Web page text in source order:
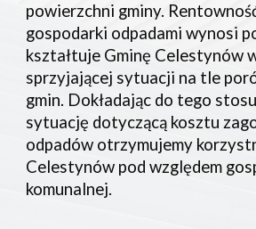
powierzchni gminy.
gospodarki odpadami wynosi
kształtuje Gminę Celestynów
sprzyjającej sytuacji na tle
gmin. Dokładając do tego
sytuację dotyczącą kosztu
odpadów otrzymujemy
Celestynów pod względem
komunalnej.